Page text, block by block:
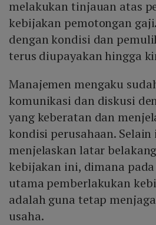
melakukan tinjauan atas
kebijakan pemotongan
dengan kondisi dan
terus diupayakan hingga
Manajemen mengaku
komunikasi dan diskusi
yang keberatan dan
kondisi perusahaan.
menjelaskan latar
kebijakan ini, dimana
utama pemberlakukan
adalah guna tetap
usaha.